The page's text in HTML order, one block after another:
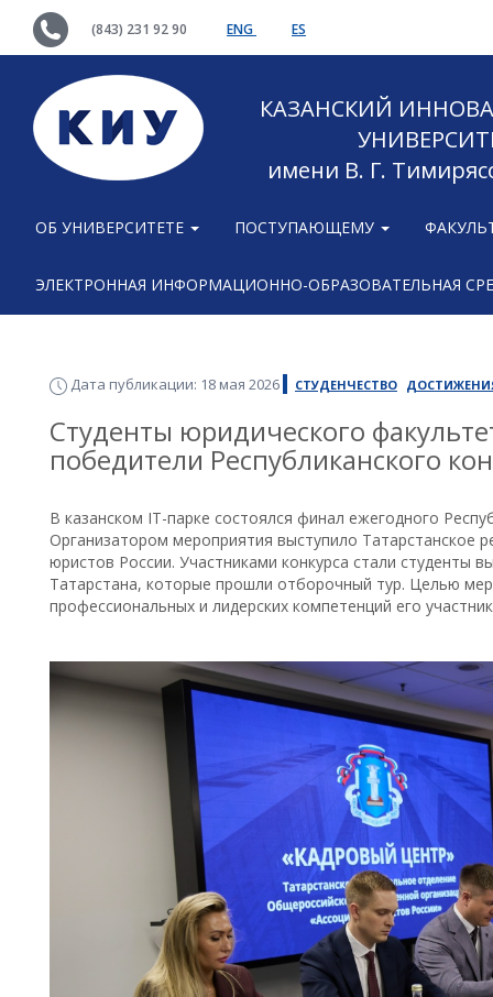
(843) 231 92 90 ENG ES
КАЗАНСКИЙ
имени В. Г.
ОБ УНИВЕРСИТЕТЕ ПОСТУПАЮЩЕМУ
ЭЛЕКТРОННАЯ ИНФОРМАЦИОННО-ОБРАЗОВАТЕЛЬНАЯ
Дата публикации: 18 мая 2026 СТУДЕНЧЕСТВО
Студенты юридического
победители Республиканского
В казанском IT-парке состоялся финал ежегодного
Организатором мероприятия выступило Татарстанское
юристов России. Участниками конкурса стали студенты
Татарстана, которые прошли отборочный тур. Целью
профессиональных и лидерских компетенций его